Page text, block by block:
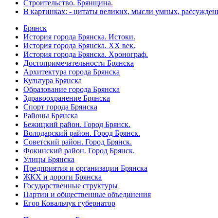
Строительство. Брянщина.
В картинках: - цитаты великих, мысли умных,
Брянск
История города Брянска. Истоки.
История города Брянска. XX век.
История города Брянска. Хронограф.
Достопримечательности Брянска
Архитектура города Брянска
Культура Брянска
Образование города Брянска
Здравоохранение Брянска
Спорт города Брянска
Районы Брянска
Бежицкий район. Город Брянск.
Володарский район. Город Брянск.
Советский район. Город Брянск.
Фокинский район. Город Брянск.
Улицы Брянска
Предприятия и организации Брянска
ЖКХ и дороги Брянска
Государственные структуры
Партии и общественные объединения
Егор Ковальчук губернатор